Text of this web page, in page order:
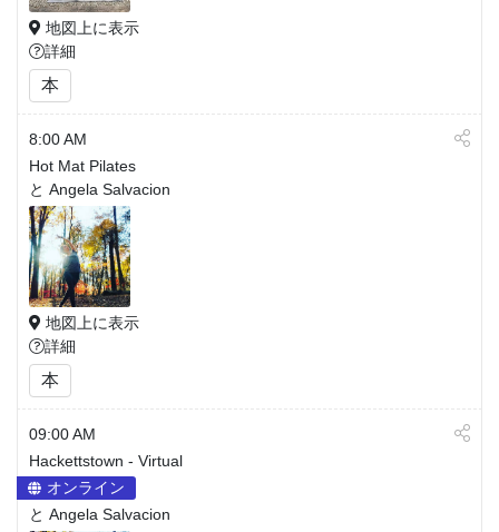
地図上に表示
詳細
本
8:00 AM
Hot Mat Pilates
と Angela Salvacion
地図上に表示
詳細
本
09:00 AM
Hackettstown - Virtual
オンライン
と Angela Salvacion